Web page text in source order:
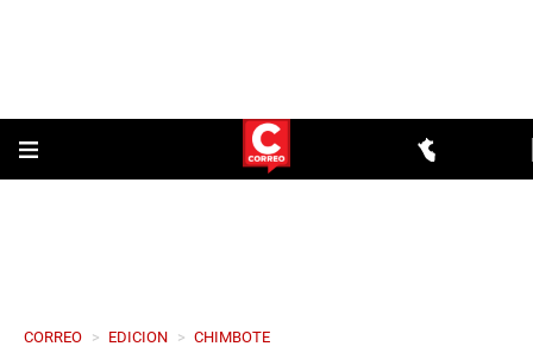
CORREO > EDICION > CHIMBOTE